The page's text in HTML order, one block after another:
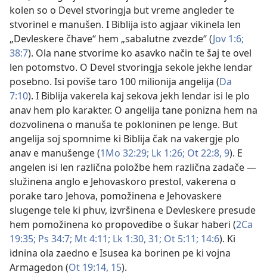
kolen so o Devel stvoringja but vreme angleder te
stvorinel e manušen. I Biblija isto agjaar vikinela len
„Devleskere čhave“ hem „sabalutne zvezde“ (Jov 1:6;
38:7). Ola nane stvorime ko asavko način te šaj te ovel
len potomstvo. O Devel stvoringja sekole jekhe lendar
posebno. Isi poviše taro 100 milionija angelija (Da
7:10). I Biblija vakerela kaj sekova jekh lendar isi le plo
anav hem plo karakter. O angelija tane ponizna hem na
dozvolinena o manuša te pokloninen pe lenge. But
angelija soj spomnime ki Biblija čak na vakergje plo
anav e manušenge (1Mo 32:29; Lk 1:26; Ot 22:8, 9). E
angelen isi len različna položbe hem različna zadače —
služinena anglo e Jehovaskoro prestol, vakerena o
porake taro Jehova, pomožinena e Jehovaskere
slugenge tele ki phuv, izvršinena e Devleskere presude
hem pomožinena ko propovedibe o šukar haberi (2Ca
19:35; Ps 34:7; Mt 4:11; Lk 1:30, 31; Ot 5:11; 14:6). Ki
idnina ola zaedno e Isusea ka borinen pe ki vojna
Armagedon (Ot 19:14, 15).